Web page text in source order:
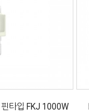
타입 FKJ 1000W